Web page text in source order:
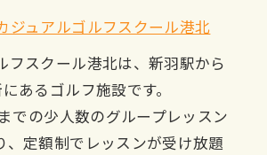
ジュアルゴルフスクール港北
フスクール港北は、新羽駅から
あるゴルフ施設です。
での少人数のグループレッスン
、定額制でレッスンが受け放題